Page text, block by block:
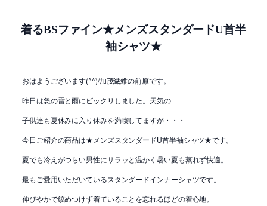
着るBSファイン★メンズスタンダードU首半
袖シャツ★
おはようございます(^^)/加茂繊維の前原です。
昨日は急の雷と雨にビックリしました。天気の
子供達も夏休みに入り休みを満喫してますが・・・
今日ご紹介の商品は★メンズスタンダードU首半袖シャツ★です。
夏でも冷えがつらい男性にサラッと温かく暑い夏も蒸れず快適。
最もご愛用いただいているスタンダードインナーシャツです。
伸びやかで絞めつけず着ていることを忘れるほどの着心地。